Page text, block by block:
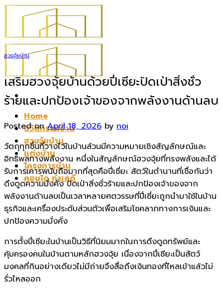
Skip
content
Home
นวัตกรรมบ้าน
ฮวงจุ้ยบ้าน
แต่งบ้าน
โครงการบ้าน
คอนโด ทำเลดี
ฮวงจุ้ยบ้าน
เสริมฮวงจุ้ยบ้านด้วยปี่เซียะปัดเป่าสิ่งชั่ว
ร้ายและปกป้องเจ้าของจากพลังงานด้านลบ
Posted onApril 18, 2026 by noi
วัตถุทุกชิ้นที่วางไว้ในบ้านล้วนมีความหมายเชิงสัญลักษณ์และ
อิทธิพลทางพลังงาน หนึ่งในสัญลักษณ์ฮวงจุ้ยที่ทรงพลังและได้
รับการเคารพนับถือมากที่สุดคือปี่เซี่ยะ สัตว์ในตำนานที่เชื่อกันว่า
ดึงดูดความมั่งคั่ง ปัดเป่าสิ่งชั่วร้ายและปกป้องเจ้าของจาก
พลังงานด้านลบเป็นเวลาหลายศตวรรษที่ปี่เซี่ยะถูกนำมาใช้ในบ้าน
ธุรกิจและเครื่องประดับส่วนตัวเพื่อเสริมโชคลาภทางการเงินและ
ปกป้องความมั่งคั่ง
การตั้งปี่เซียะในบ้านเป็นวิธีที่นิยมมากในการดึงดูดทรัพย์และ
คุ้มครองคนในบ้านตามหลักฮวงจุ้ย เนื่องจากปี่เซียะเป็นสัตว์
มงคลที่กินอย่างเดียวไม่มีถ่ายจึงสื่อถึงเงินทองที่ไหลเข้าแล้วไม่
รั่วไหลออก